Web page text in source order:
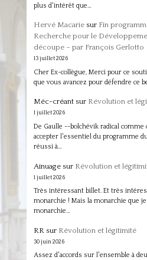
plus d'intérêt que…
Hervé Macariesur Fin
Recherche pour le
découpe – par François Gerlotto
13 juillet 2026
Cher Ex-collègue, Merci pour ce
que vous avancez pour défendre ce
Méc-créantsur Révolution et
1 juillet 2026
De Gaulle --bolchévik radical comme
accepter l'essentiel du programme
réussi à…
Ainuagesur Révolution et
1 juillet 2026
Très intéressant billet. Et très
monarchie ! Mais la monarchie que
monarchie…
RR sur Révolution et légitimité
30 juin 2026
Assez d'accords sur l'ensemble à